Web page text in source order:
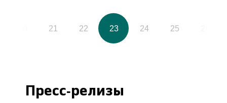
21 22 23 24 25
Пресс-релизы